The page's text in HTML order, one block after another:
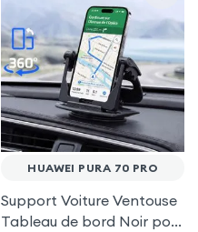
HUAWEI PURA 70 PRO
Support Voiture Ventouse
Tableau de bord Noir pour